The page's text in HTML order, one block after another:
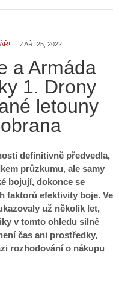
ZÁŘÍ 25, 2022
a Armáda
1. Drony
letouny
definitivně předvedla,
průzkumu, ale samy
bojují, dokonce se
faktorů efektivity boje. Ve
už několik let,
v tomto ohledu silně
čas ani prostředky,
rozhodování o nákupu